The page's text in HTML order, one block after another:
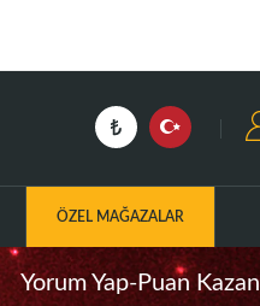
ÖZEL MAĞAZALAR
Yorum Yap-Puan Kazan